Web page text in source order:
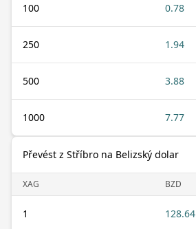
100 0.78
250 1.94
500 3.88
1000 7.77
Převést z Stříbro na Belizský dolar
XAG BZD
1 128.64